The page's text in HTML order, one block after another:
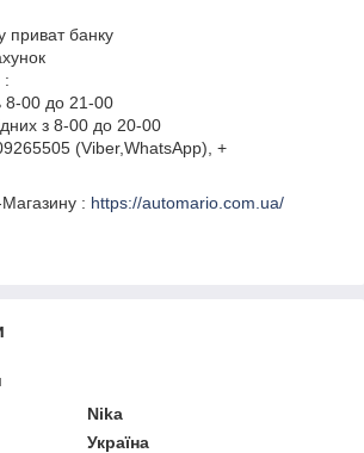
приват банку
:
8-00 до 21-00
з 8-00 до 20-00
(Viber,WhatsApp), +
: https://automario.com.ua/
Nika
Україна